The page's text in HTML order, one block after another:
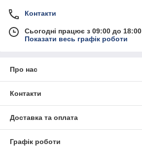
Контакти
Сьогодні працює з 09:00 до 18:00
Показати весь графік роботи
Про нас
Контакти
Доставка та оплата
Графік роботи